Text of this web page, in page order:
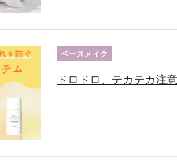
ベースメイク
ドロドロ、テカテカ注